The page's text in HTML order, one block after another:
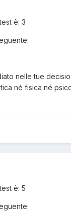
è: 3
nelle tue
né fisica né
è: 5